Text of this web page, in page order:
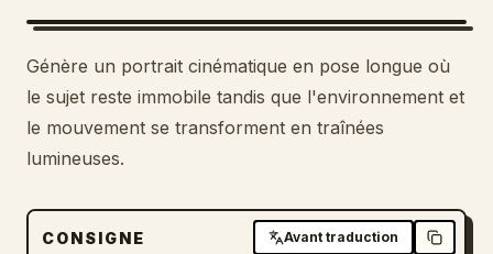
Compétences
Invites
Tarifs
Télécharger
Génère un portrait cinématique en pose longue où
le sujet reste immobile tandis que l'environnement et
le mouvement se transforment en traînées
lumineuses.
CONSIGNE Avant traduction